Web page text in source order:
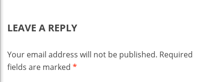
LEAVE A REPLY
Your email address will not be published. Required
fields are marked *